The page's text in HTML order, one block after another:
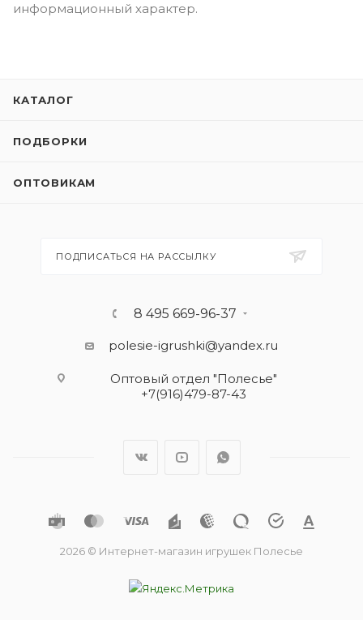
информационный характер.
КАТАЛОГ
ПОДБОРКИ
ОПТОВИКАМ
ПОДПИСАТЬСЯ НА РАССЫЛКУ
8 495 669-96-37
polesie-igrushki@yandex.ru
Оптовый отдел "Полесье"
+7(916)479-87-43
2026 © Интернет-магазин игрушек Полесье